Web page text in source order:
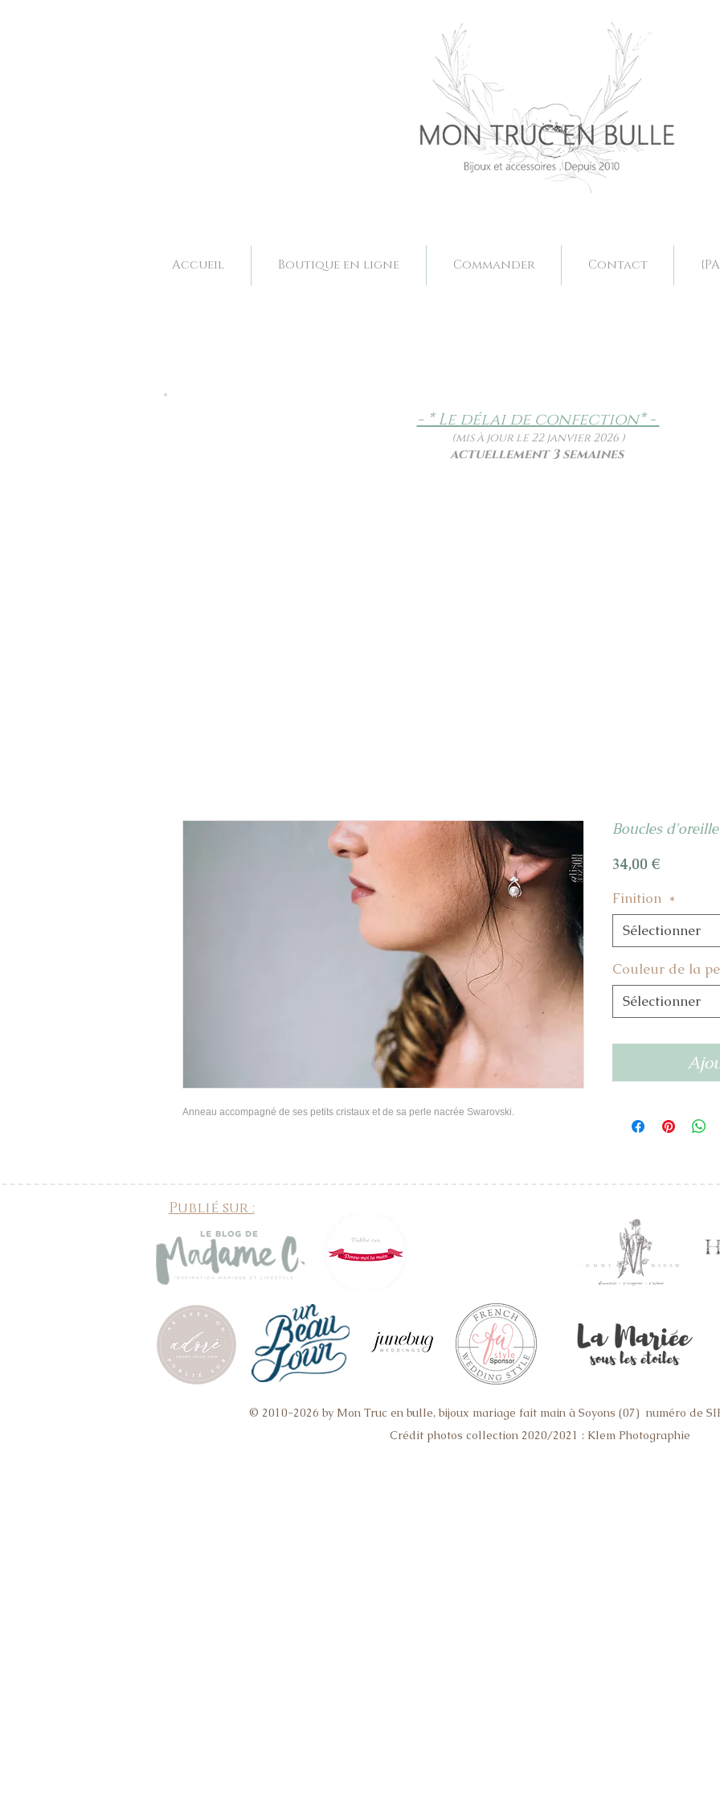
Accueil Boutique en ligne Commander Contact
- * Le délai de confection* -
(mis à jour le 22 janvier 2026 )
actuellement 3 semaines
Anneau accompagné de ses petits cristaux et de sa perle nacrée Swarovski.
Boucles d'oreille
34,00 €Prix
Finition *
Sélectionner
Couleur de la
Sélectionner
Publié sur :
© 2010-2026 by Mon Truc en bulle, bijoux mariage fait main à Soyons (07) numéro de
Crédit photos collection 2020/2021 : Klem Photographie